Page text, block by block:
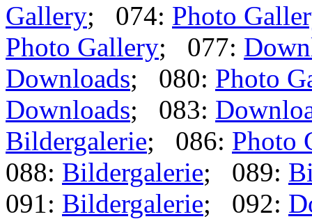
Gallery; 074: Photo
Photo Gallery; 077:
Downloads; 080: Photo
Downloads; 083:
Bildergalerie; 086: Photo
088: Bildergalerie; 089:
091: Bildergalerie; 092: